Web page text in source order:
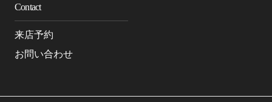
Contact
来店予約
お問い合わせ